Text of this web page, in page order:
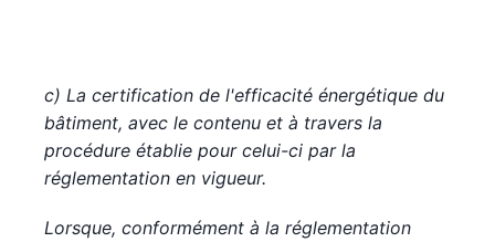
c) La certification de l'efficacité énergétique du
bâtiment, avec le contenu et à travers la
procédure établie pour celui-ci par la
réglementation en vigueur.
Lorsque, conformément à la réglementation